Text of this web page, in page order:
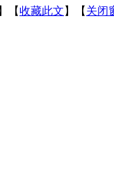
】【收藏此文 】【 关闭